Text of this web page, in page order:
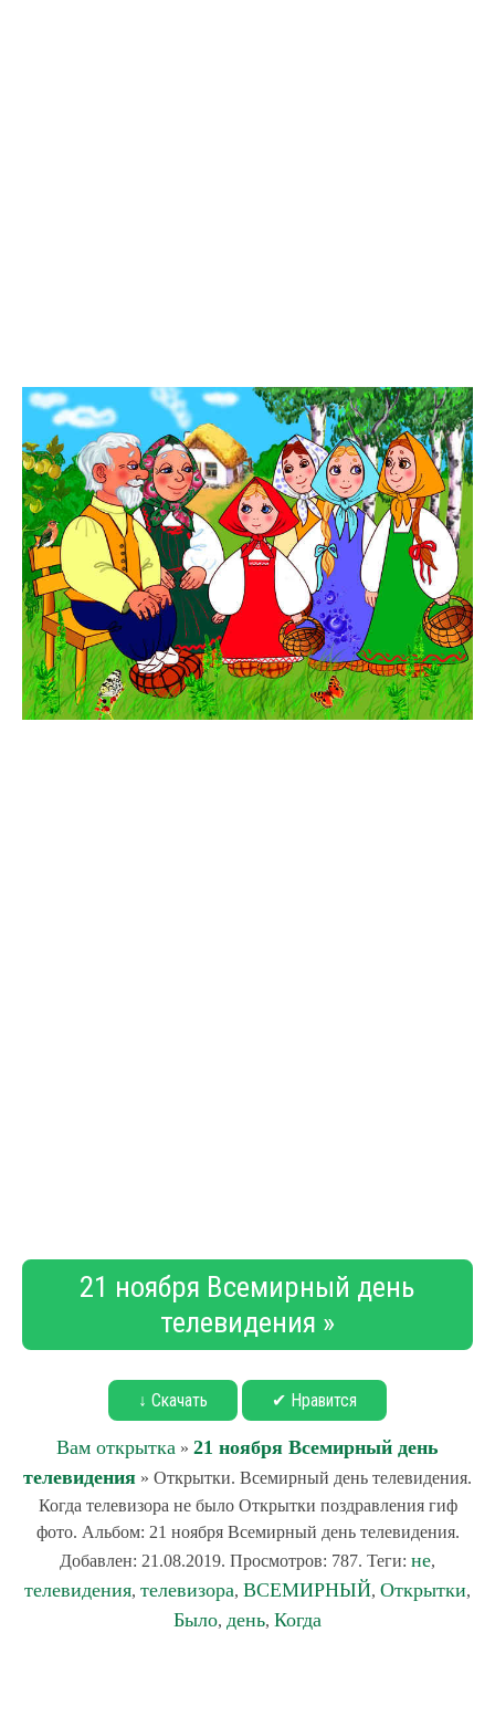
21 ноября Всемирный день
телевидения »
↓ Скачать ✔ Нравится
Вам открытка » 21 ноября Всемирный день
телевидения » Открытки. Всемирный день телевидения.
Когда телевизора не было Открытки поздравления гиф
фото. Альбом: 21 ноября Всемирный день телевидения.
Добавлен: 21.08.2019. Просмотров: 787. Теги: не,
телевидения, телевизора, ВСЕМИРНЫЙ, Открытки,
Было, день, Когда